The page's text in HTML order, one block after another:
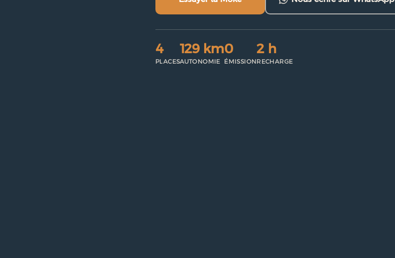
4
PLACES
129 km
AUTONOMIE
0
ÉMISSION
2 h
RECHARGE